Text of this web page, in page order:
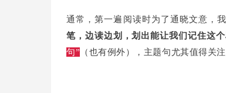
通常，第一遍阅读时为了通晓文意，
笔，边读边划，划出能让我们记住这
句” （也有例外），主题句尤其值得关